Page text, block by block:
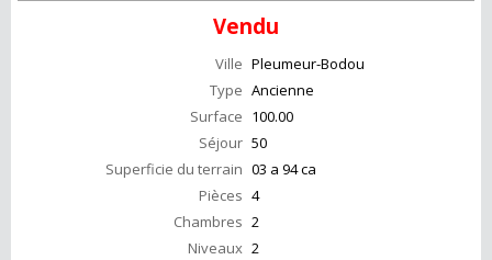
Vendu
Ville Pleumeur-Bodou
Type Ancienne
Surface 100.00
Séjour 50
Superficie du terrain 03 a 94 ca
Pièces 4
Chambres 2
Niveaux 2